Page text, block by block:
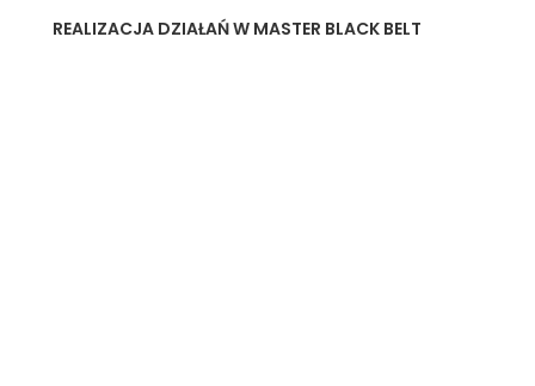
REALIZACJA DZIAŁAŃ W MASTER BLACK BELT